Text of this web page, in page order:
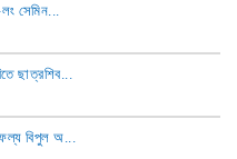
সেমিন...
ছাত্রশিব...
বিপুল অ...